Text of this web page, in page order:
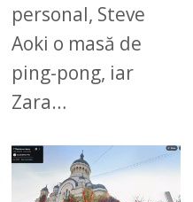
personal, Steve
Aoki o masă de
ping-pong, iar
Zara…